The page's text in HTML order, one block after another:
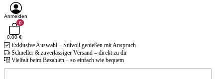
Anmelden
0
0,00 €
Exklusive Auswahl – Stilvoll genießen mit Anspruch
Schneller & zuverlässiger Versand – direkt zu dir
Vielfalt beim Bezahlen – so einfach wie bequem